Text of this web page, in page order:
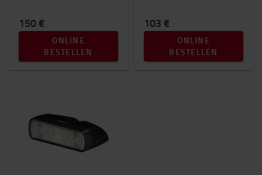
150 €
ONLINE
BESTELLEN
103 €
ONLINE
BESTELLEN